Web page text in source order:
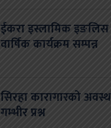
ईकरा इस्लामिक
वार्षिक कार्यक्रम सम्पन्न
सिरहा कारागारको
गम्भीर प्रश्न